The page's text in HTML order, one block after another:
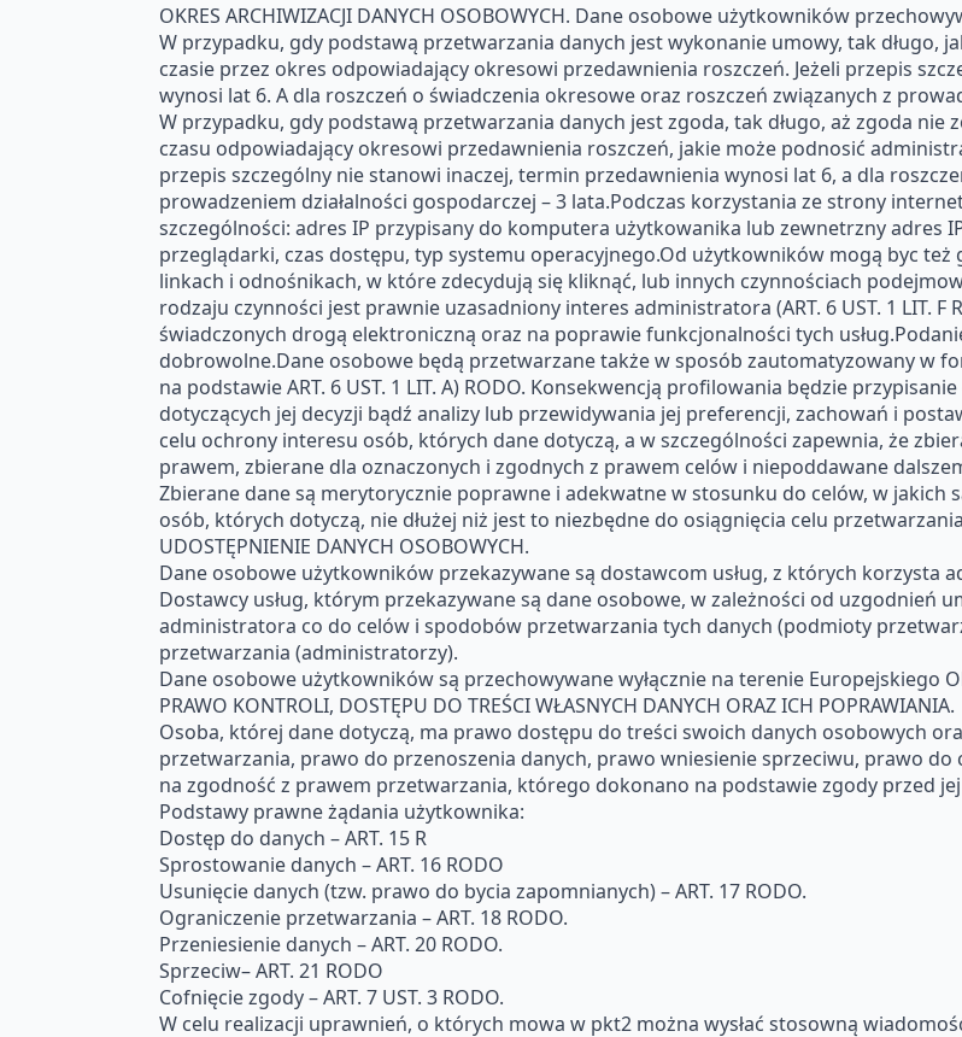
OKRES ARCHIWIZACJI DANYCH OSOBOWYCH. Dane osobowe użytkowników
W przypadku, gdy podstawą przetwarzania danych jest wykonanie umowy, tak długo,
czasie przez okres odpowiadający okresowi przedawnienia roszczeń. Jeżeli przepis
wynosi lat 6. A dla roszczeń o świadczenia okresowe oraz roszczeń związanych z
W przypadku, gdy podstawą przetwarzania danych jest zgoda, tak długo, aż zgoda nie
czasu odpowiadający okresowi przedawnienia roszczeń, jakie może podnosić
przepis szczególny nie stanowi inaczej, termin przedawnienia wynosi lat 6, a dla
prowadzeniem działalności gospodarczej – 3 lata.Podczas korzystania ze strony
szczególności: adres IP przypisany do komputera użytkowanika lub zewnetrzny adres
przeglądarki, czas dostępu, typ systemu operacyjnego.Od użytkowników mogą byc
linkach i odnośnikach, w które zdecydują się kliknąć, lub innych czynnościach
rodzaju czynności jest prawnie uzasadniony interes administratora (ART. 6 UST. 1 LIT. F
świadczonych drogą elektroniczną oraz na poprawie funkcjonalności tych
dobrowolne.Dane osobowe będą przetwarzane także w sposób zautomatyzowany w
na podstawie ART. 6 UST. 1 LIT. A) RODO. Konsekwencją profilowania będzie
dotyczących jej decyzji bądź analizy lub przewidywania jej preferencji, zachowań i
celu ochrony interesu osób, których dane dotyczą, a w szczególności zapewnia, że
prawem, zbierane dla oznaczonych i zgodnych z prawem celów i niepoddawane
Zbierane dane są merytorycznie poprawne i adekwatne w stosunku do celów, w
osób, których dotyczą, nie dłużej niż jest to niezbędne do osiągnięcia celu
UDOSTĘPNIENIE DANYCH OSOBOWYCH.
Dane osobowe użytkowników przekazywane są dostawcom usług, z których
Dostawcy usług, którym przekazywane są dane osobowe, w zależności od uzgodnień
administratora co do celów i spodobów przetwarzania tych danych (podmioty
przetwarzania (administratorzy).
Dane osobowe użytkowników są przechowywane wyłącznie na terenie Europejskiego
PRAWO KONTROLI, DOSTĘPU DO TREŚCI WŁASNYCH DANYCH ORAZ ICH POPRAWIANIA.
Osoba, której dane dotyczą, ma prawo dostępu do treści swoich danych osobowych
przetwarzania, prawo do przenoszenia danych, prawo wniesienie sprzeciwu, prawo
na zgodność z prawem przetwarzania, którego dokonano na podstawie zgody przed
Podstawy prawne żądania użytkownika:
Dostęp do danych – ART. 15 R
Sprostowanie danych – ART. 16 RODO
Usunięcie danych (tzw. prawo do bycia zapomnianych) – ART. 17 RODO.
Ograniczenie przetwarzania – ART. 18 RODO.
Przeniesienie danych – ART. 20 RODO.
Sprzeciw– ART. 21 RODO
Cofnięcie zgody – ART. 7 UST. 3 RODO.
W celu realizacji uprawnień, o których mowa w pkt2 można wysłać stosowną